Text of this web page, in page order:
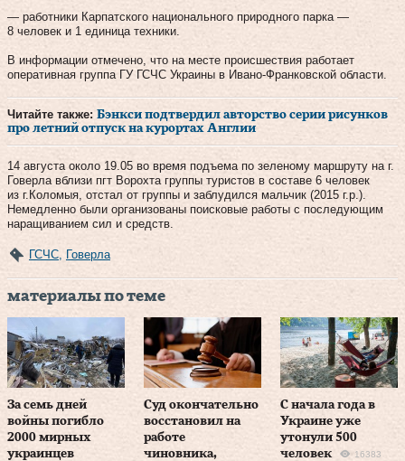
— работники Карпатского национального природного парка —
8 человек и 1 единица техники.
В информации отмечено, что на месте происшествия работает
оперативная группа ГУ ГСЧС Украины в Ивано-Франковской области.
Читайте также: Бэнкси подтвердил авторство серии рисунков
про летний отпуск на курортах Англии
14 августа около 19.05 во время подъема по зеленому маршруту на г.
Говерла вблизи пгт Ворохта группы туристов в составе 6 человек
из г.Коломыя, отстал от группы и заблудился мальчик (2015 г.р.).
Немедленно были организованы поисковые работы с последующим
наращиванием сил и средств.
ГСЧС, Говерла
материалы по теме
За семь дней
войны погибло
2000 мирных
украинцев
Суд окончательно
восстановил на
работе
чиновника,
С начала года в
Украине уже
утонули 500
человек
16383